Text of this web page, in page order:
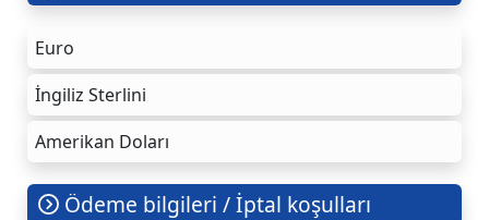
Euro
İngiliz Sterlini
Amerikan Doları
Ödeme bilgileri / İptal koşulları